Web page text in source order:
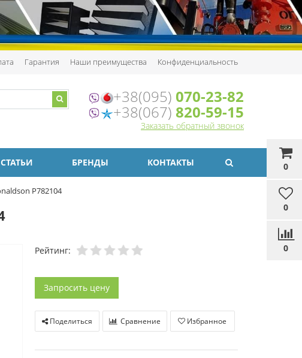
Гарантия Наши преимущества Конфиденциальность
0
0
0
+38(095) 070-23-82
+38(067) 820-59-15
Заказать обратный звонок
СТАТЬИ БРЕНДЫ КОНТАКТЫ
P782104
Рейтинг:
Запросить цену
Поделиться Сравнение Избранное